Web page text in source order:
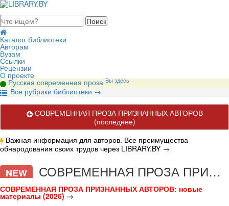
2026, воскресенье
Каталог библиотеки
Авторам
Вузам
Ссылки
Рецензии
О проекте
Русская современная проза Вы здесь
Все рубрики библиотеки →
СОВРЕМЕННАЯ ПРОЗА ПРИЗНАННЫХ АВТОРОВ
(последнее)
Важная информация для авторов. Все преимущества
обнародования своих трудов через LIBRARY.BY →
Современная русскоязычная проза профессиональных авторов.
NEW СОВРЕМЕННАЯ ПРОЗА ПРИЗНАННЫХ АВТОРОВ
СОВРЕМЕННАЯ ПРОЗА ПРИЗНАННЫХ АВТОРОВ: новые
материалы (2026) →